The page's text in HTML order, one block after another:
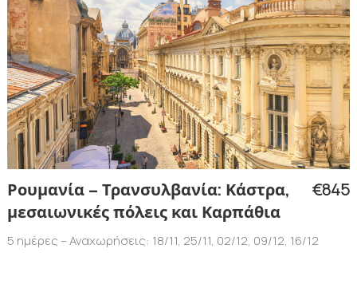
Ρουμανία – Τρανσυλβανία: Κάστρα,
μεσαιωνικές πόλεις και Καρπάθια
€845
5 ημέρες – Αναχωρήσεις: 18/11, 25/11, 02/12, 09/12, 16/12